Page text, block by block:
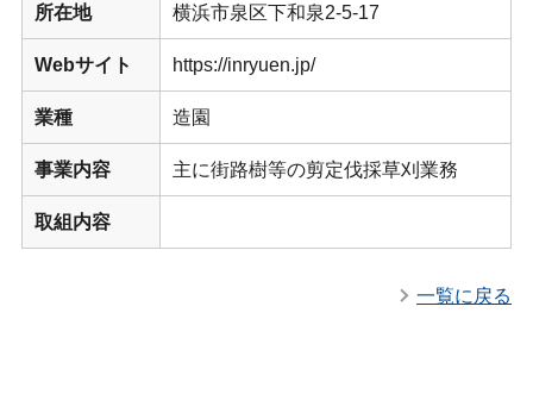
所在地 横浜市泉区下和泉2-5-17
Webサイト https://inryuen.jp/
業種 造園
事業内容 主に街路樹等の剪定伐採草刈業務
取組内容
一覧に戻る